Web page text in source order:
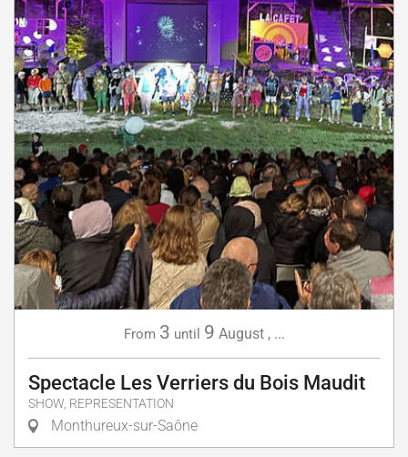
From 3 until 9 August, ...
Spectacle Les Verriers du Bois Maudit
SHOW, REPRESENTATION
Monthureux-sur-Saône